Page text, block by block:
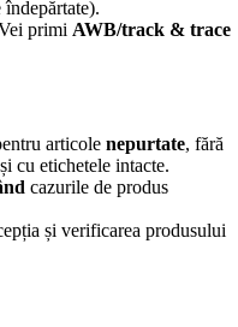
primi AWB/track & trace
articole nepurtate, fără
și cu etichetele intacte.
cazurile de produs
și verificarea produsului